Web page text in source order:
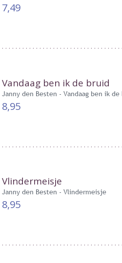
7,49
Vandaag ben ik de bruid
Janny den Besten - Vandaag ben ik de
8,95
Vlindermeisje
Janny den Besten - Vlindermeisje
8,95